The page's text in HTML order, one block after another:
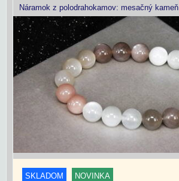
Náramok z polodrahokamov: mesačný kameň
SKLADOM NOVINKA